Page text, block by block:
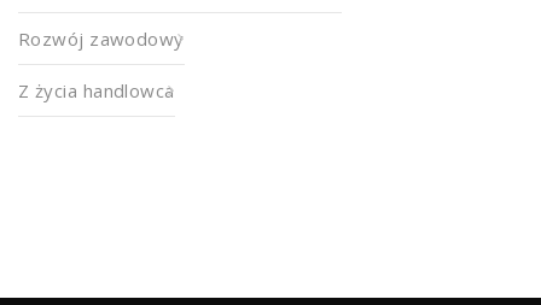
Rozwój zawodowy
Z życia handlowca